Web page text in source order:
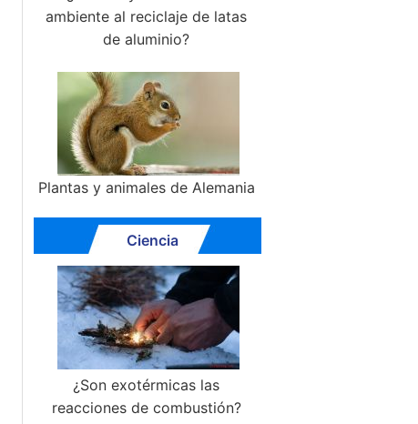
ambiente al reciclaje de latas
de aluminio?
Plantas y animales de Alemania
Ciencia
¿Son exotérmicas las
reacciones de combustión?